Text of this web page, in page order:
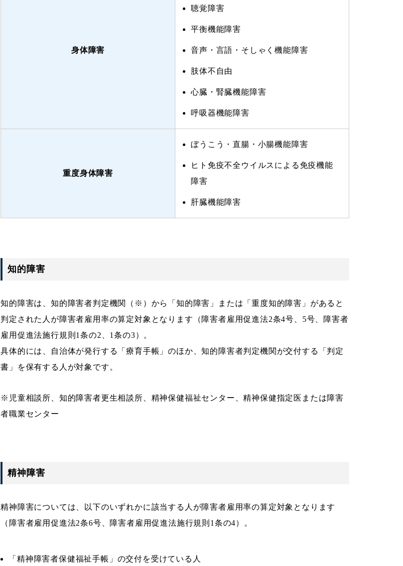
身体障害
聴覚障害
平衡機能障害
音声・言語・そしゃく機能障害
肢体不自由
心臓・腎臓機能障害
呼吸器機能障害
重度身体障害
ぼうこう・直腸・小腸機能障害
ヒト免疫不全ウイルスによる免疫機能
障害
肝臓機能障害
知的障害
知的障害は、知的障害者判定機関（※）から「知的障害」または「重度知的障害」があると
判定された人が障害者雇用率の算定対象となります（障害者雇用促進法2条4号、5号、障害者
雇用促進法施行規則1条の2、1条の3）。
具体的には、自治体が発行する「療育手帳」のほか、知的障害者判定機関が交付する「判定
書」を保有する人が対象です。
※児童相談所、知的障害者更生相談所、精神保健福祉センター、精神保健指定医または障害
者職業センター
精神障害
精神障害については、以下のいずれかに該当する人が障害者雇用率の算定対象となります
（障害者雇用促進法2条6号、障害者雇用促進法施行規則1条の4）。
「精神障害者保健福祉手帳」の交付を受けている人